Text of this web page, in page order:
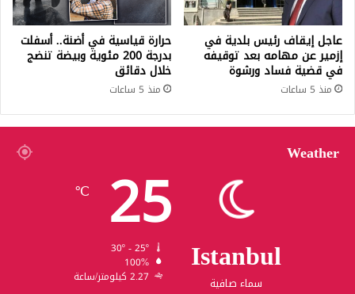
عاجل إيقاف رئيس بلدية في
إزمير عن مهامه بعد توقيفه
في قضية فساد ورشوة
منذ 5 ساعات
حرارة قياسية في أضنة.. أسفلت
بدرجة 200 مئوية وبيضة تنضج
خلال دقائق
منذ 5 ساعات
Weather
Istanbul
سماء صافية
25
℃
100%
2.27 كيلومتر/ساعة